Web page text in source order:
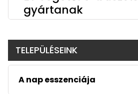
gyártanak
TELEPÜLÉSEINK
A nap esszenciája